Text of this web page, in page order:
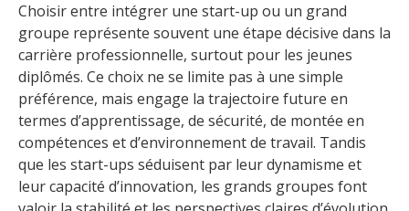
Choisir entre intégrer une start-up ou un grand
groupe représente souvent une étape décisive dans la
carrière professionnelle, surtout pour les jeunes
diplômés. Ce choix ne se limite pas à une simple
préférence, mais engage la trajectoire future en
termes d’apprentissage, de sécurité, de montée en
compétences et d’environnement de travail. Tandis
que les start-ups séduisent par leur dynamisme et
leur capacité d’innovation, les grands groupes font